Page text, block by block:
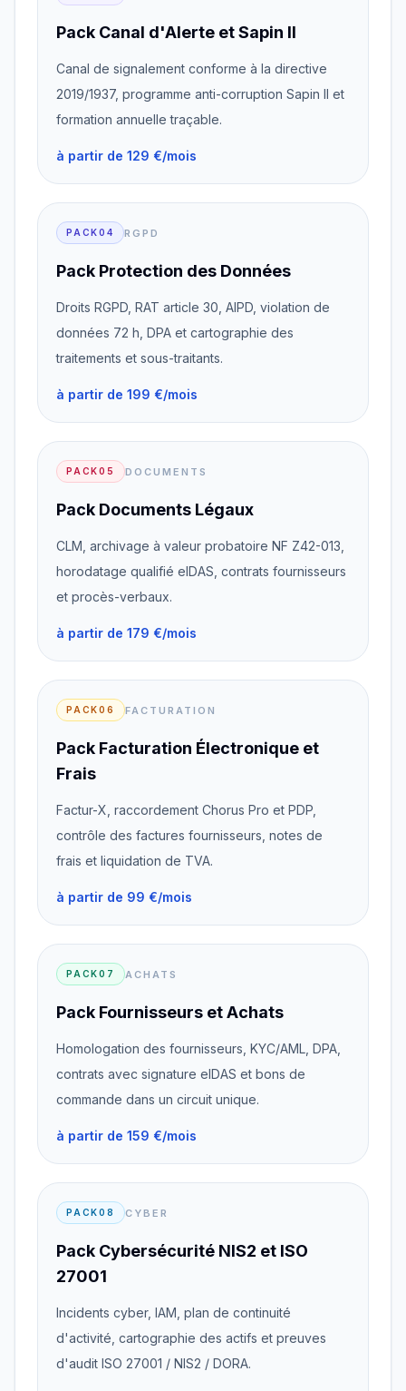
Pack Canal d'Alerte et Sapin II
Canal de signalement conforme à la directive
2019/1937, programme anti-corruption Sapin II et
formation annuelle traçable.
à partir de 129 €/mois
PACK04 RGPD
Pack Protection des Données
Droits RGPD, RAT article 30, AIPD, violation de
données 72 h, DPA et cartographie des
traitements et sous-traitants.
à partir de 199 €/mois
PACK05 DOCUMENTS
Pack Documents Légaux
CLM, archivage à valeur probatoire NF Z42-013,
horodatage qualifié eIDAS, contrats fournisseurs
et procès-verbaux.
à partir de 179 €/mois
PACK06 FACTURATION
Pack Facturation Électronique et
Frais
Factur-X, raccordement Chorus Pro et PDP,
contrôle des factures fournisseurs, notes de
frais et liquidation de TVA.
à partir de 99 €/mois
PACK07 ACHATS
Pack Fournisseurs et Achats
Homologation des fournisseurs, KYC/AML, DPA,
contrats avec signature eIDAS et bons de
commande dans un circuit unique.
à partir de 159 €/mois
PACK08 CYBER
Pack Cybersécurité NIS2 et ISO
27001
Incidents cyber, IAM, plan de continuité
d'activité, cartographie des actifs et preuves
d'audit ISO 27001 / NIS2 / DORA.